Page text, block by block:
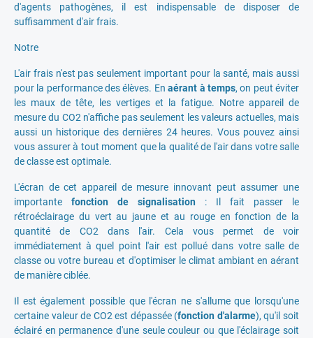
d'agents pathogènes, il est indispensable de disposer de
suffisamment d'air frais.
Notre
L'air frais n'est pas seulement important pour la santé, mais aussi
pour la performance des élèves. Enaérant à temps, on peut éviter
les maux de tête, les vertiges et la fatigue. Notre appareil de
mesure du CO2 n'affiche pas seulement les valeurs actuelles, mais
aussi un historique des dernières 24 heures. Vous pouvez ainsi
vous assurer à tout moment que la qualité de l'air dans votre salle
de classe est optimale.
L'écran de cet appareil de mesure innovant peut assumer une
importante fonction de signalisation : Il fait passer le
rétroéclairage du vert au jaune et au rouge en fonction de la
quantité de CO2 dans l'air. Cela vous permet de voir
immédiatement à quel point l'air est pollué dans votre salle de
classe ou votre bureau et d'optimiser le climat ambiant en aérant
de manière ciblée.
Il est également possible que l'écran ne s'allume que lorsqu'une
certaine valeur de CO2 est dépassée (fonction d'alarme), qu'il soit
éclairé en permanence d'une seule couleur ou que l'éclairage soit